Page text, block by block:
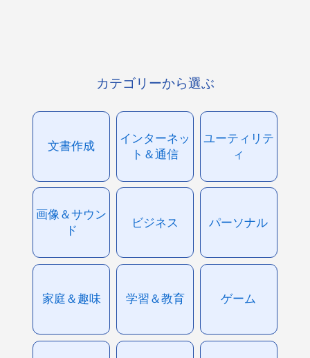
カテゴリーから選ぶ
文書作成
インターネッ
ト＆通信
ユーティリテ
ィ
画像＆サウン
ド
ビジネス パーソナル
家庭＆趣味 学習＆教育 ゲーム